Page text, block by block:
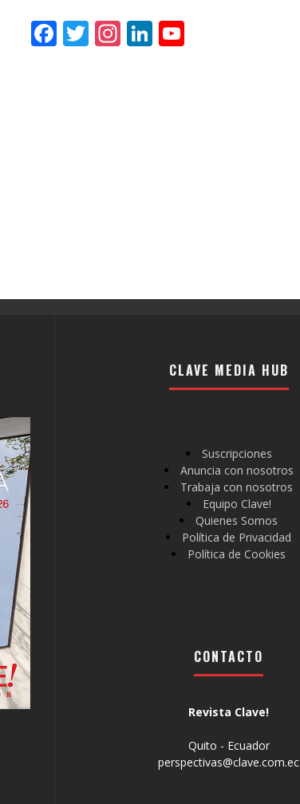
Facebook
Twitter
Instagram
LinkedIn
CLAVE MEDIA HUB
Suscripciones
Anuncia con nosotros
Trabaja con nosotros
Equipo Clave!
Quienes Somos
Política de Privacidad
Política de Cookies
CONTACTO
Revista Clave!
Quito - Ecuador
perspectivas@clave.com.ec